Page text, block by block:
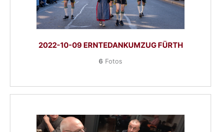
2022-10-09 ERNTEDANKUMZUG FÜRTH
6 Fotos